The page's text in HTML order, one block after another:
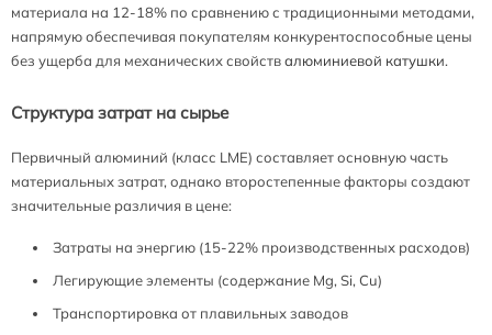
материала на 12-18% по сравнению с традиционными методами,
напрямую обеспечивая покупателям конкурентоспособные цены
без ущерба для механических свойствалюминиевой катушки.
Структура затрат на сырье
Первичный алюминий (класс LME) составляет основную часть
материальных затрат, однако второстепенные факторы создают
значительные различия в цене:
Затраты на энергию (15-22% производственных расходов)
Легирующие элементы (содержание Mg, Si, Cu)
Транспортировка от плавильных заводов